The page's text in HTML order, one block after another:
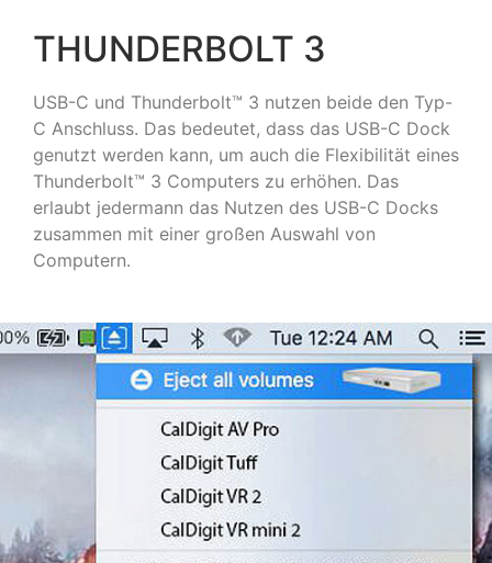
THUNDERBOLT 3
USB-C und Thunderbolt™ 3 nutzen beide den Typ-
C Anschluss. Das bedeutet, dass das USB-C Dock
genutzt werden kann, um auch die Flexibilität eines
Thunderbolt™ 3 Computers zu erhöhen. Das
erlaubt jedermann das Nutzen des USB-C Docks
zusammen mit einer großen Auswahl von
Computern.